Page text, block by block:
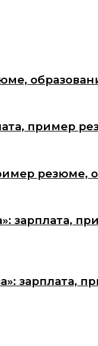
пример
резюме,
зарплата,
зарплата,